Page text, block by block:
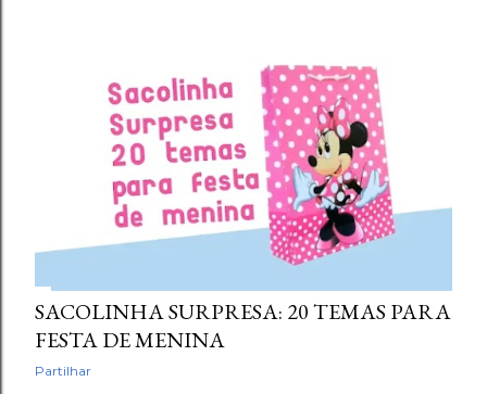
SACOLINHA SURPRESA: 20 TEMAS PARA
FESTA DE MENINA
Partilhar